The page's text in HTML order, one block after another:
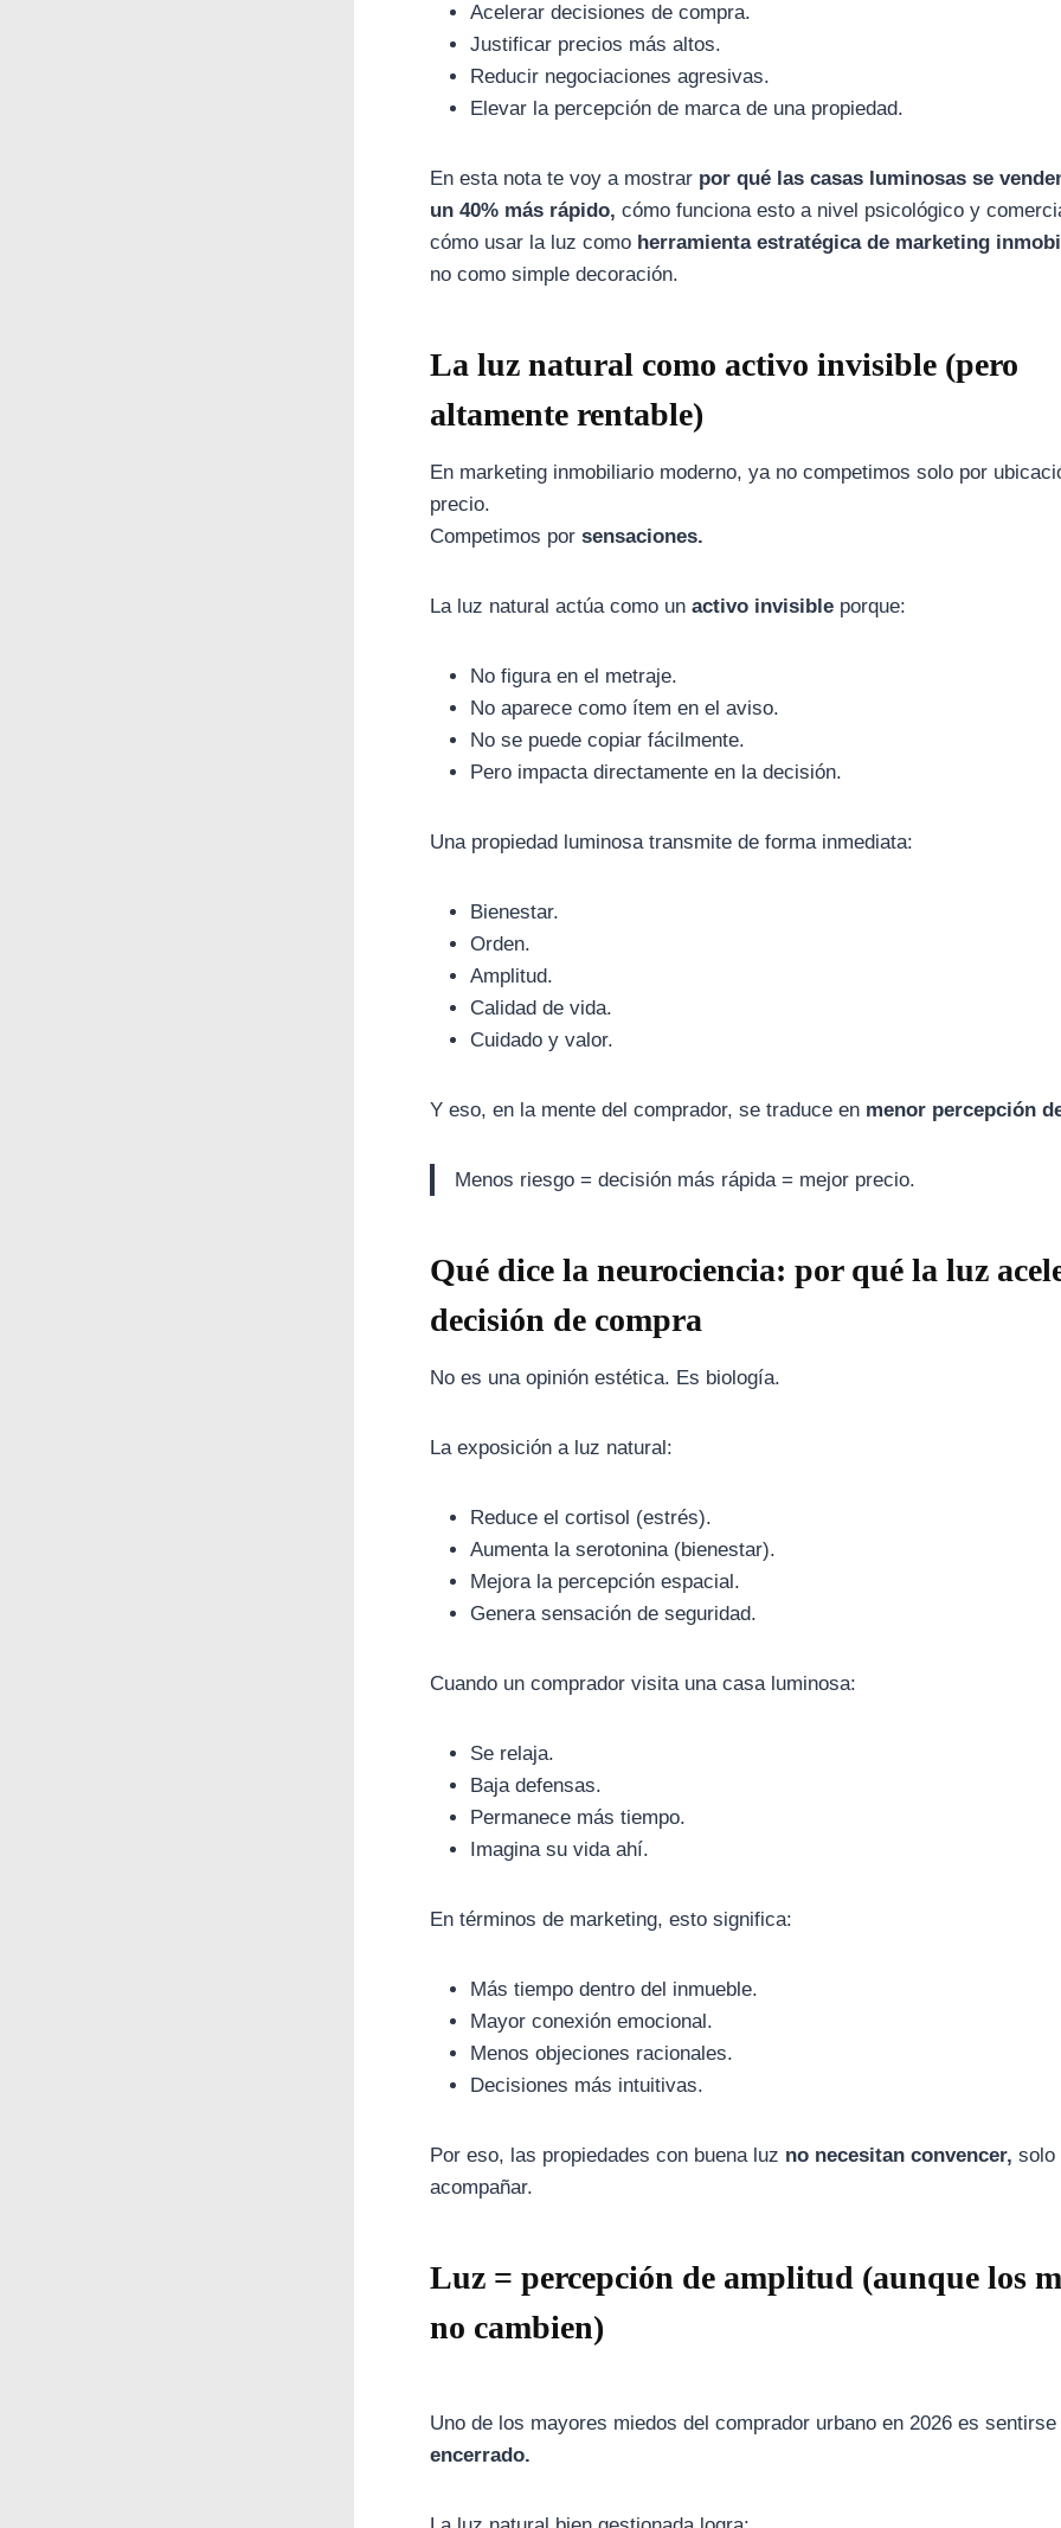
Acelerar decisiones de compra.
Justificar precios más altos.
Reducir negociaciones agresivas.
Elevar la percepción de marca de una propiedad.
En esta nota te voy a mostrar por qué las casas luminosas se
un 40% más rápido, cómo funciona esto a nivel psicológico y
cómo usar la luz como herramienta estratégica de marketing
no como simple decoración.
La luz natural como activo invisible (pero
altamente rentable)
En marketing inmobiliario moderno, ya no competimos solo por
precio.
Competimos por sensaciones.
La luz natural actúa como un activo invisible porque:
No figura en el metraje.
No aparece como ítem en el aviso.
No se puede copiar fácilmente.
Pero impacta directamente en la decisión.
Una propiedad luminosa transmite de forma inmediata:
Bienestar.
Orden.
Amplitud.
Calidad de vida.
Cuidado y valor.
Y eso, en la mente del comprador, se traduce en menor percepción
Menos riesgo = decisión más rápida = mejor precio.
Qué dice la neurociencia: por qué la luz
decisión de compra
No es una opinión estética. Es biología.
La exposición a luz natural:
Reduce el cortisol (estrés).
Aumenta la serotonina (bienestar).
Mejora la percepción espacial.
Genera sensación de seguridad.
Cuando un comprador visita una casa luminosa:
Se relaja.
Baja defensas.
Permanece más tiempo.
Imagina su vida ahí.
En términos de marketing, esto significa:
Más tiempo dentro del inmueble.
Mayor conexión emocional.
Menos objeciones racionales.
Decisiones más intuitivas.
Por eso, las propiedades con buena luz no necesitan convencer, solo
acompañar.
Luz = percepción de amplitud (aunque los
no cambien)
Uno de los mayores miedos del comprador urbano en 2026 es sentirse
encerrado.